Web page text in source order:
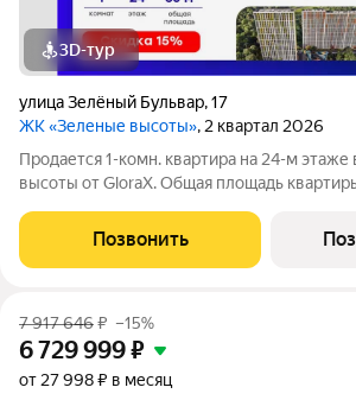
3D-тур
улица Зелёный Бульвар,17
ЖК «Зеленые высоты», 2 квартал 2026
Продается 1-комн. квартира на 24-м
высоты от GloraX. Общая площадь
13,60 кв. м кухни. Номер квартиры - 234.
квартиры:
Позвонить
7 917 646₽ –15%
6 729 999₽
от 27 998 ₽ в месяц